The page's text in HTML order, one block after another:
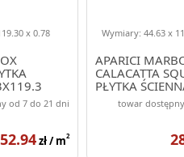
x 0.78
od 7 do 21 dni
zł / m2
APARICI
CALACATTA
PŁYTKA
44.63X119.3
Wymiary: 44.63 x
towar